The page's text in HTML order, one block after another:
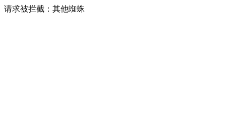
请求被拦截：其他蜘蛛